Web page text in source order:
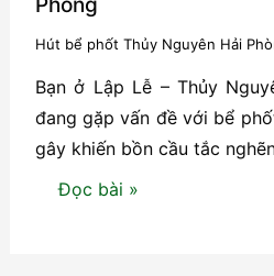
Phòng
Hút bể phốt Thủy Nguyên Hải
Bạn ở Lập Lễ – Thủy
đang gặp vấn đề với bể
gây khiến bồn cầu tắc
Hút
Đọc bài »